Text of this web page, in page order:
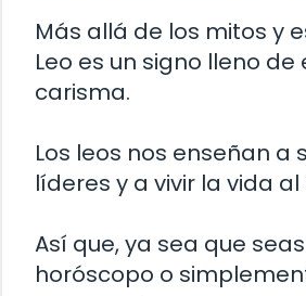
Más allá de los mitos y
Leo es un signo lleno
carisma.
Los leos nos enseñan a
líderes y a vivir la vida
Así que, ya sea que
horóscopo o